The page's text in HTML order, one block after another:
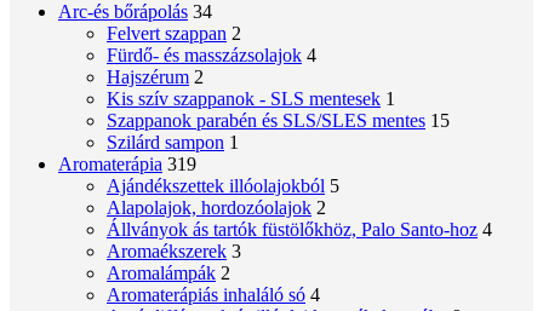
Arc-és bőrápolás 34
Felvert szappan 2
Fürdő- és masszázsolajok 4
Hajszérum 2
Kis szív szappanok - SLS mentesek 1
Szappanok parabén és SLS/SLES mentes 15
Szilárd sampon 1
Aromaterápia 319
Ajándékszettek illóolajokból 5
Alapolajok, hordozóolajok 2
Állványok ás tartók füstölőkhöz, Palo Santo-hoz 4
Aromaékszerek 3
Aromalámpák 2
Aromaterápiás inhaláló só 4